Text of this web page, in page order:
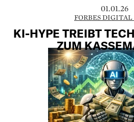
01.01.26
FORBES DIGITAL
KI-HYPE TREIBT
ZUM